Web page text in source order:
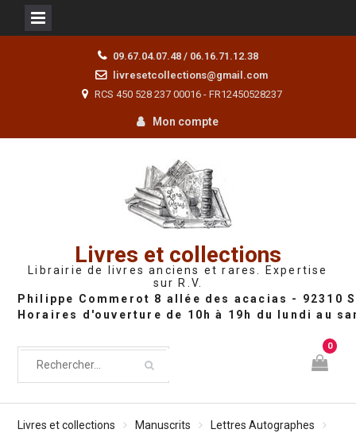
09.67.04.07.48 / 06.16.71.12.38
livresetcollections@gmail.com
RCS 450 528 237 00016 - FR12450528237
Mon compte
Livres et collections
Librairie de livres anciens et rares. Expertise
sur R.V.
0
Livres et collections Manuscrits
Lettres Autographes